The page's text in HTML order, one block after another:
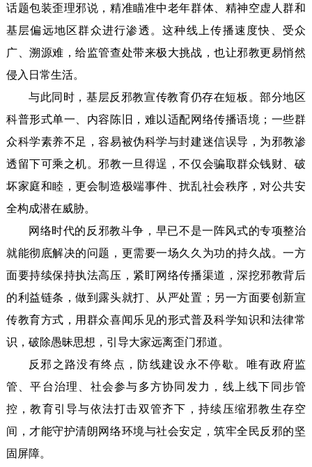
话题包装歪理邪说，精准瞄准中老年群体、精神空虚人群和
基层偏远地区群众进行渗透。这种线上传播速度快、受众
广、溯源难，给监管查处带来极大挑战，也让邪教更易悄然
侵入日常生活。
与此同时，基层反邪教宣传教育仍存在短板。部分地区
科普形式单一、内容陈旧，难以适配网络传播语境；一些群
众科学素养不足，容易被伪科学与封建迷信误导，为邪教渗
透留下可乘之机。邪教一旦得逞，不仅会骗取群众钱财、破
坏家庭和睦，更会制造极端事件、扰乱社会秩序，对公共安
全构成潜在威胁。
网络时代的反邪教斗争，早已不是一阵风式的专项整治
就能彻底解决的问题，更需要一场久久为功的持久战。一方
面要持续保持执法高压，紧盯网络传播渠道，深挖邪教背后
的利益链条，做到露头就打、从严处置；另一方面要创新宣
传教育方式，用群众喜闻乐见的形式普及科学知识和法律常
识，破除愚昧思想，引导大家远离歪门邪道。
反邪之路没有终点，防线建设永不停歇。唯有政府监
管、平台治理、社会参与多方协同发力，线上线下同步管
控，教育引导与依法打击双管齐下，持续压缩邪教生存空
间，才能守护清朗网络环境与社会安定，筑牢全民反邪的坚
固屏障。